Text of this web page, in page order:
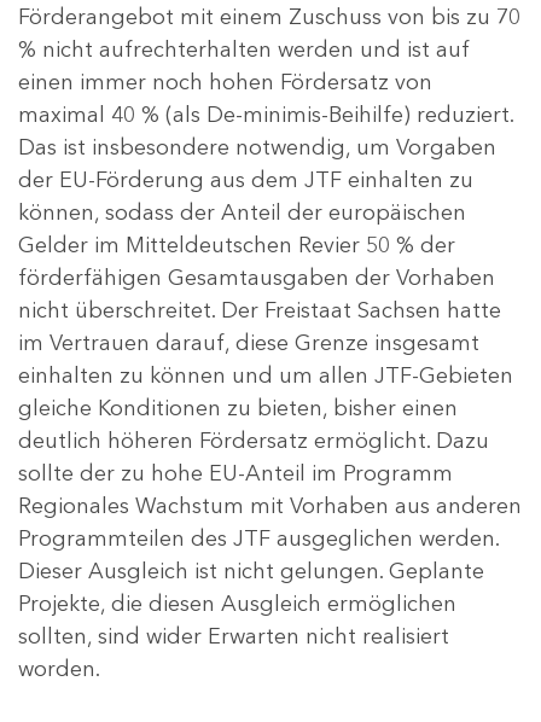
Förderangebot mit einem Zuschuss von bis zu 70
% nicht aufrechterhalten werden und ist auf
einen immer noch hohen Fördersatz von
maximal 40 % (als De-minimis-Beihilfe) reduziert.
Das ist insbesondere notwendig, um Vorgaben
der EU-Förderung aus dem JTF einhalten zu
können, sodass der Anteil der europäischen
Gelder im Mitteldeutschen Revier 50 % der
förderfähigen Gesamtausgaben der Vorhaben
nicht überschreitet. Der Freistaat Sachsen hatte
im Vertrauen darauf, diese Grenze insgesamt
einhalten zu können und um allen JTF-Gebieten
gleiche Konditionen zu bieten, bisher einen
deutlich höheren Fördersatz ermöglicht. Dazu
sollte der zu hohe EU-Anteil im Programm
Regionales Wachstum mit Vorhaben aus anderen
Programmteilen des JTF ausgeglichen werden.
Dieser Ausgleich ist nicht gelungen. Geplante
Projekte, die diesen Ausgleich ermöglichen
sollten, sind wider Erwarten nicht realisiert
worden.